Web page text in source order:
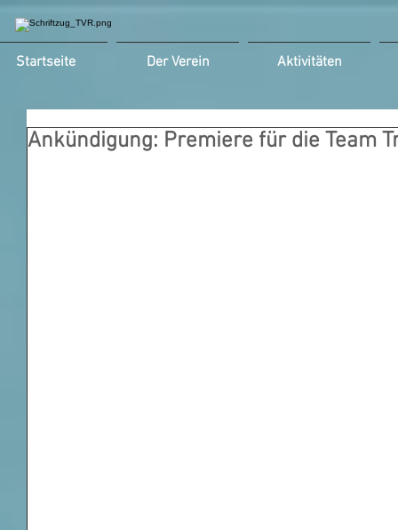
Startseite Der Verein Aktivitäten
Ankündigung: Premiere für die Team